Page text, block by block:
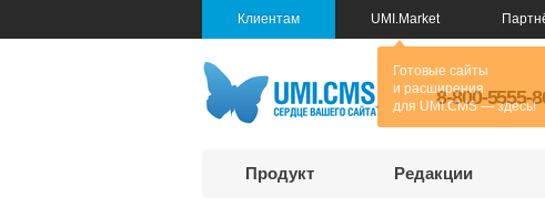
Клиентам UMI.Market
8-800-5555-
Продукт Редакции